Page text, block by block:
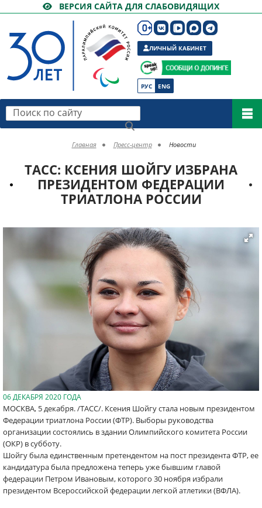
ВЕРСИЯ САЙТА ДЛЯ СЛАБОВИДЯЩИХ
РУС ENG
ЛИЧНЫЙ КАБИНЕТ
Поиск по сайту
Главная Пресс-центр Новости
ТАСС: КСЕНИЯ ШОЙГУ ИЗБРАНА
ПРЕЗИДЕНТОМ ФЕДЕРАЦИИ
ТРИАТЛОНА РОССИИ
06 ДЕКАБРЯ 2020 ГОДА
МОСКВА, 5 декабря. /ТАСС/. Ксения Шойгу стала новым президентом
Федерации триатлона России (ФТР). Выборы руководства
организации состоялись в здании Олимпийского комитета России
(ОКР) в субботу.
Шойгу была единственным претендентом на пост президента ФТР, ее
кандидатура была предложена теперь уже бывшим главой
федерации Петром Ивановым, которого 30 ноября избрали
президентом Всероссийской федерации легкой атлетики (ВФЛА).